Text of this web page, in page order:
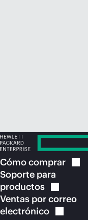
Cómocomprar
Soporte para
productos
Ventas por correo
electrónico